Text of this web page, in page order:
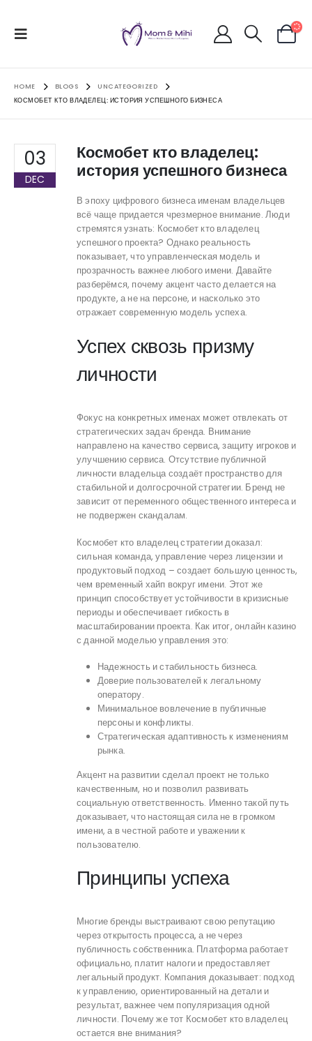
HOME BLOGS
UNCATEGORIZED
КОСМОБЕТ КТО ВЛАДЕЛЕЦ: ИСТОРИЯ УСПЕШНОГО БИЗНЕСА
03
DEC
Космобет кто владелец:
история успешного бизнеса
В эпоху цифрового бизнеса именам владельцев
всё чаще придается чрезмерное внимание. Люди
стремятся узнать: Космобет кто владелец
успешного проекта? Однако реальность
показывает, что управленческая модель и
прозрачность важнее любого имени. Давайте
разберёмся, почему акцент часто делается на
продукте, а не на персоне, и насколько это
отражает современную модель успеха.
Успех сквозь призму
личности
Фокус на конкретных именах может отвлекать от
стратегических задач бренда. Внимание
направлено на качество сервиса, защиту игроков и
улучшению сервиса. Отсутствие публичной
личности владельца создаёт пространство для
стабильной и долгосрочной стратегии. Бренд не
зависит от переменного общественного интереса и
не подвержен скандалам.
Космобет кто владелец стратегии доказал:
сильная команда, управление через лицензии и
продуктовый подход – создает большую ценность,
чем временный хайп вокруг имени. Этот же
принцип способствует устойчивости в кризисные
периоды и обеспечивает гибкость в
масштабировании проекта. Как итог, онлайн казино
с данной моделью управления это:
Надежность и стабильность бизнеса.
Доверие пользователей к легальному
оператору.
Минимальное вовлечение в публичные
персоны и конфликты.
Стратегическая адаптивность к изменениям
рынка.
Акцент на развитии сделал проект не только
качественным, но и позволил развивать
социальную ответственность. Именно такой путь
доказывает, что настоящая сила не в громком
имени, а в честной работе и уважении к
пользователю.
Принципы успеха
Многие бренды выстраивают свою репутацию
через открытость процесса, а не через
публичность собственника. Платформа работает
официально, платит налоги и предоставляет
легальный продукт. Компания доказывает: подход
к управлению, ориентированный на детали и
результат, важнее чем популяризация одной
личности. Почему же тот Космобет кто владелец
остается вне внимания?